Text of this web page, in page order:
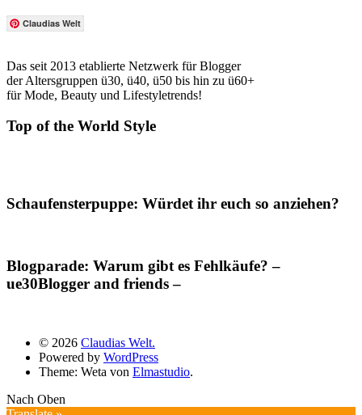
Claudias Welt
Das seit 2013 etablierte Netzwerk für Blogger
der Altersgruppen ü30, ü40, ü50 bis hin zu ü60+
für Mode, Beauty und Lifestyletrends!
Top of the World Style
Schaufensterpuppe: Würdet ihr euch so anziehen?
Blogparade: Warum gibt es Fehlkäufe? –
ue30Blogger and friends –
© 2026 Claudias Welt.
Powered by WordPress
Theme: Weta von Elmastudio.
Nach Oben